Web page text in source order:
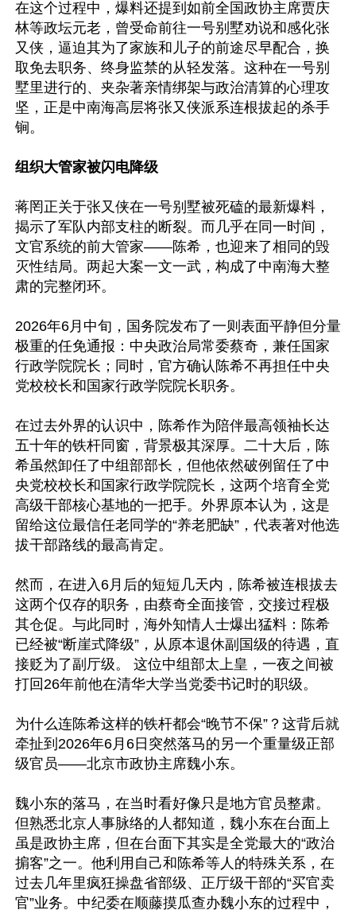
在这个过程中，爆料还提到如前全国政协主席贾庆
林等政坛元老，曾受命前往一号别墅劝说和感化张
又侠，逼迫其为了家族和儿子的前途尽早配合，换
取免去职务、终身监禁的从轻发落。这种在一号别
墅里进行的、夹杂著亲情绑架与政治清算的心理攻
坚，正是中南海高层将张又侠派系连根拔起的杀手
锏。
组织大管家被闪电降级
蒋罔正关于张又侠在一号别墅被死磕的最新爆料，
揭示了军队内部支柱的断裂。而几乎在同一时间，
文官系统的前大管家——陈希，也迎来了相同的毁
灭性结局。两起大案一文一武，构成了中南海大整
肃的完整闭环。
2026年6月中旬，国务院发布了一则表面平静但分量
极重的任免通报：中央政治局常委蔡奇，兼任国家
行政学院院长；同时，官方确认陈希不再担任中央
党校校长和国家行政学院院长职务。
在过去外界的认识中，陈希作为陪伴最高领袖长达
五十年的铁杆同窗，背景极其深厚。二十大后，陈
希虽然卸任了中组部部长，但他依然破例留任了中
央党校校长和国家行政学院院长，这两个培育全党
高级干部核心基地的一把手。外界原本认为，这是
留给这位最信任老同学的“养老肥缺”，代表著对他选
拔干部路线的最高肯定。
然而，在进入6月后的短短几天内，陈希被连根拔去
这两个仅存的职务，由蔡奇全面接管，交接过程极
其仓促。与此同时，海外知情人士爆出猛料：陈希
已经被“断崖式降级”，从原本退休副国级的待遇，直
接贬为了副厅级。 这位中组部太上皇，一夜之间被
打回26年前他在清华大学当党委书记时的职级。
为什么连陈希这样的铁杆都会“晚节不保”？这背后就
牵扯到2026年6月6日突然落马的另一个重量级正部
级官员——北京市政协主席魏小东。
魏小东的落马，在当时看好像只是地方官员整肃。
但熟悉北京人事脉络的人都知道，魏小东在台面上
虽是政协主席，但在台面下其实是全党最大的“政治
掮客”之一。他利用自己和陈希等人的特殊关系，在
过去几年里疯狂操盘省部级、正厅级干部的“买官卖
官”业务。中纪委在顺藤摸瓜查办魏小东的过程中，